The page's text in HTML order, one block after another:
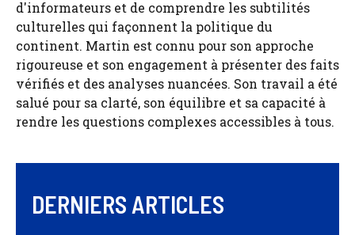
d'informateurs et de comprendre les subtilités
culturelles qui façonnent la politique du
continent. Martin est connu pour son approche
rigoureuse et son engagement à présenter des faits
vérifiés et des analyses nuancées. Son travail a été
salué pour sa clarté, son équilibre et sa capacité à
rendre les questions complexes accessibles à tous.
DERNIERS ARTICLES